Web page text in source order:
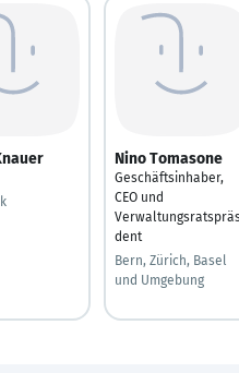
Nino Tomasone
Geschäftsinhaber,
CEO und
dent
Bern, Zürich, Basel
und Umgebung